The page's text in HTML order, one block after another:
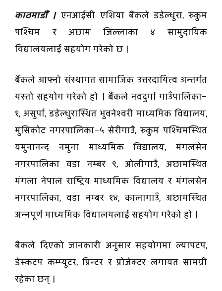
काठमाडौँ । एनआईसी एशिया बैंकले डडेल्धुरा, रुकुम
पश्चिम र अछाम जिल्लाका ४ सामुदायिक
विद्यालयलाई सहयोग गरेको छ ।
बैंकले आफ्नो संस्थागत सामाजिक उत्तरदायित्व अन्तर्गत
यस्तो सहयोग गरेको हो । बैंकले नवदुर्गा गाउँपालिका–
१, असुर्पा, डडेल्धुरास्थित भुवनेश्वरी माध्यमिक विद्यालय,
मुसिकोट नगरपालिका–५ सेरीगाउँ, रुकुम पश्चिमस्थित
यमुनानन्द नमुना माध्यमिक विद्यालय, मंगलसेन
नगरपालिका वडा नम्बर ९, ओलीगाउँ, अछामस्थित
मंगला नेपाल राष्ट्रिय माध्यमिक विद्यालय र मंगलसेन
नगरपालिका, वडा नम्बर १४, कालागाउँ, अछामस्थित
अन्नपूर्ण माध्यमिक विद्यालयलाई सहयोग गरेको हो ।
बैकले दिएको जानकारी अनुसार सहयोगमा ल्यापटप,
डेस्कटप कम्प्युटर, प्रिन्टर र प्रोजेक्टर लगायत सामग्री
रहेका छन् ।